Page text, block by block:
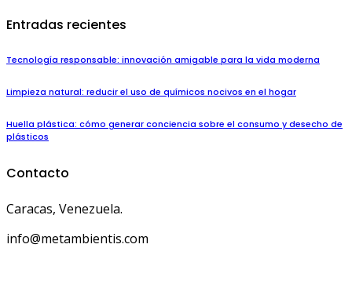
Entradas recientes
Tecnología responsable: innovación amigable para la vida moderna
Limpieza natural: reducir el uso de químicos nocivos en el hogar
Huella plástica: cómo generar conciencia sobre el consumo y desecho de
plásticos
Contacto
Caracas, Venezuela.
info@metambientis.com